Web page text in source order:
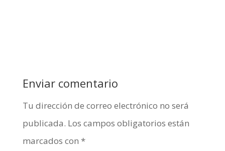
Enviar comentario
Tu dirección de correo electrónico no será
publicada. Los campos obligatorios están
marcados con *